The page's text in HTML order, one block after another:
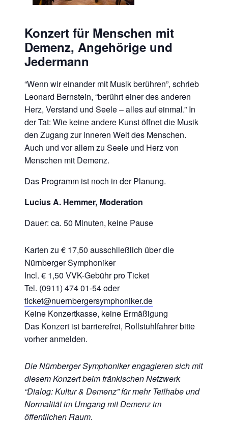
Konzert für Menschen mit
Demenz, Angehörige und
Jedermann
“Wenn wir einander mit Musik berühren”, schrieb
Leonard Bernstein, “berührt einer des anderen
Herz, Verstand und Seele – alles auf einmal.” In
der Tat: Wie keine andere Kunst öffnet die Musik
den Zugang zur inneren Welt des Menschen.
Auch und vor allem zu Seele und Herz von
Menschen mit Demenz.
Das Programm ist noch in der Planung.
Lucius A. Hemmer, Moderation
Dauer: ca. 50 Minuten, keine Pause
Karten zu € 17,50 ausschließlich über die
Nürnberger Symphoniker
Incl. € 1,50 VVK-Gebühr pro Ticket
Tel. (0911) 474 01-54 oder
ticket@nuernbergersymphoniker.de
Keine Konzertkasse, keine Ermäßigung
Das Konzert ist barrierefrei, Rollstuhlfahrer bitte
vorher anmelden.
Die Nürnberger Symphoniker engagieren sich mit
diesem Konzert beim fränkischen Netzwerk
“Dialog: Kultur & Demenz” für mehr Teilhabe und
Normalität im Umgang mit Demenz im
öffentlichen Raum.